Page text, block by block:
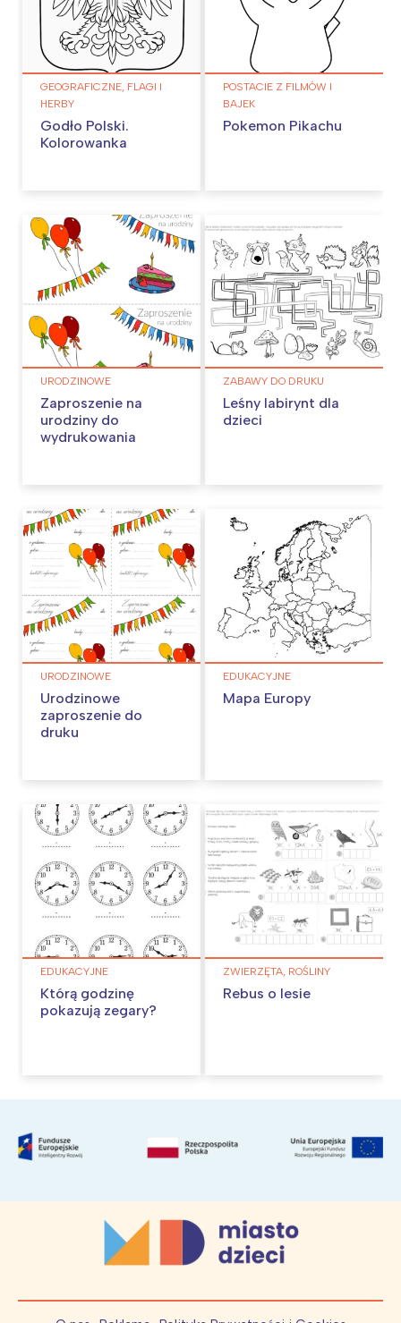
GEOGRAFICZNE, FLAGI I
HERBY
Godło Polski.
Kolorowanka
POSTACIE Z FILMÓW I
BAJEK
Pokemon Pikachu
URODZINOWE
Zaproszenie na
urodziny do
wydrukowania
ZABAWY DO DRUKU
Leśny labirynt dla
dzieci
URODZINOWE
Urodzinowe
zaproszenie do
druku
EDUKACYJNE
Mapa Europy
EDUKACYJNE
Którą godzinę
pokazują zegary?
ZWIERZĘTA, ROŚLINY
Rebus o lesie